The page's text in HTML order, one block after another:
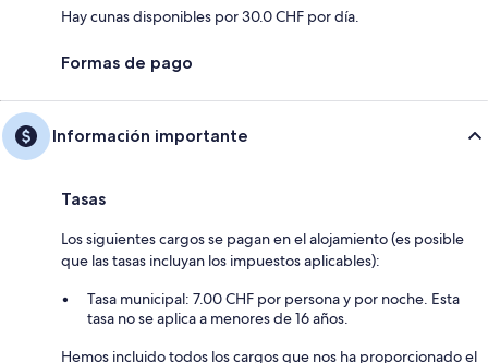
Hay cunas disponibles por 30.0 CHF por día.
Formas de pago
Información importante
Tasas
Los siguientes cargos se pagan en el alojamiento (es posible
que las tasas incluyan los impuestos aplicables):
Tasa municipal: 7.00 CHF por persona y por noche. Esta
tasa no se aplica a menores de 16 años.
Hemos incluido todos los cargos que nos ha proporcionado el